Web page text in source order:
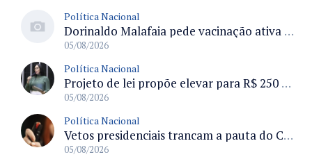
Política Nacional
Dorinaldo Malafaia pede vacinação ativa ao Ministério da Saúde para reverter queda na cobertura vacinal no Brasil
05/08/2026
Política Nacional
Projeto de lei propõe elevar para R$ 250 mil limite de isenção do IPI para pessoas com deficiência e autismo
05/08/2026
Política Nacional
Vetos presidenciais trancam a pauta do Congresso com 87 itens pendentes e incluem trechos do Orçamento de 2026
05/08/2026